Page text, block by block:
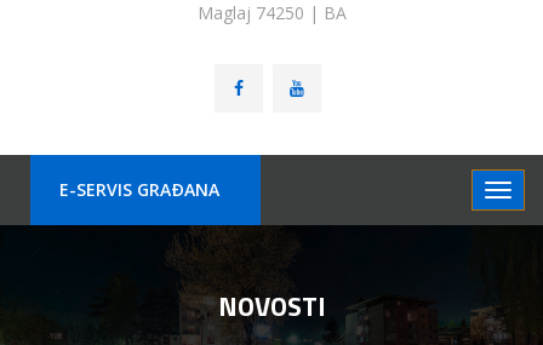
Maglaj 74250 | BA
E-SERVIS GRAÐANA
NOVOSTI